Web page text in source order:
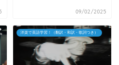
09/02/2025
洋楽で英語学習！（翻訳・和訳・歌詞つき）